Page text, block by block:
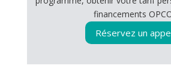
financements
Réservez un